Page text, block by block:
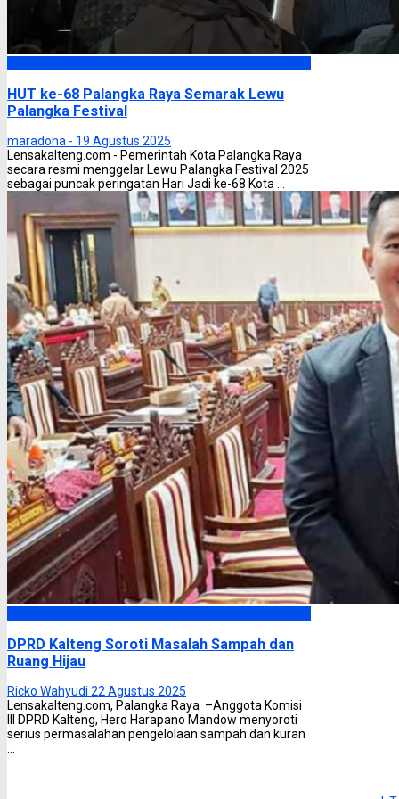
HUT ke-68 Palangka Raya Semarak Lewu
Palangka Festival
maradona - 19 Agustus 2025
Lensakalteng.com - Pemerintah Kota Palangka Raya
secara resmi menggelar Lewu Palangka Festival 2025
sebagai puncak peringatan Hari Jadi ke-68 Kota ...
DPRD Kalteng Soroti Masalah Sampah dan
Ruang Hijau
Ricko Wahyudi 22 Agustus 2025
Lensakalteng.com, Palangka Raya –Anggota Komisi
III DPRD Kalteng, Hero Harapano Mandow menyoroti
serius permasalahan pengelolaan sampah dan kuran